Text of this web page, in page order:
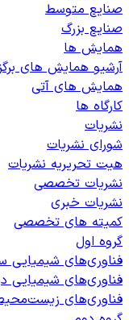
صنایع متوسط
صنایع بزرگ
همایش ها
آرشیو همایش های
همایش های آتی
کارگاه ها
نشریات
شورای نشریات
هیت تحریریه نشریات
نشریات تخصصی
نشریات خبری
کمیته های تخصصی
گروه اول
فناوری‌های شیمیایی
فناوری‌های شیمیایی
فناوری‌های